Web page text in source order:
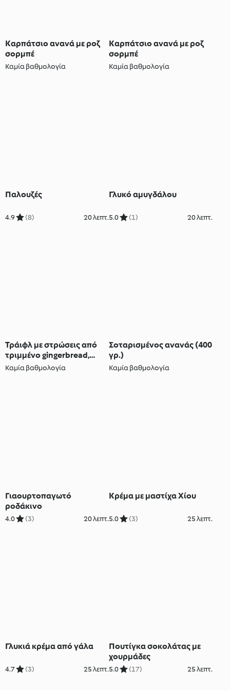
Καρπάτσιο ανανά με ροζ
σορμπέ
Καμία βαθμολογία
Καρπάτσιο ανανά με ροζ
σορμπέ
Καμία βαθμολογία
Παλουζές
4.9 (8) 20 λεπτ.
Γλυκό αμυγδάλου
5.0 (1) 20 λεπτ.
Τράιφλ με στρώσεις από
τριμμένο gingerbread,
κεράσια και κρέμα σόγιας
Καμία βαθμολογία
Σοταρισμένος ανανάς (400
γρ.)
Καμία βαθμολογία
Γιαουρτοπαγωτό
ροδάκινο
4.0 (3) 20 λεπτ.
Κρέμα με μαστίχα Χίου
5.0 (3) 25 λεπτ.
Γλυκιά κρέμα από γάλα
4.7 (3) 25 λεπτ.
Πουτίγκα σοκολάτας με
χουρμάδες
5.0 (17) 25 λεπτ.